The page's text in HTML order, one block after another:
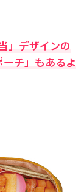
」デザインの
チ」もあるよ